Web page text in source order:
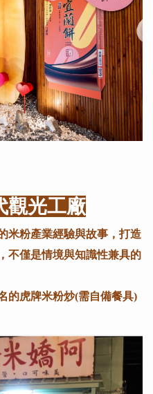
觀光工廠
米粉產業經驗與故事，打造
不僅是情境與知識性兼具的
的虎牌米粉炒(需自備餐具)